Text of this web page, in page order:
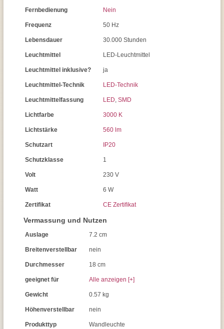
Fernbedienung Nein
Frequenz 50 Hz
Lebensdauer 30.000 Stunden
Leuchtmittel LED-Leuchtmittel
Leuchtmittel inklusive? ja
Leuchtmittel-Technik LED-Technik
Leuchtmittelfassung LED, SMD
Lichtfarbe 3000 K
Lichtstärke 560 lm
Schutzart IP20
Schutzklasse 1
Volt 230 V
Watt 6 W
Zertifikat CE Zertifikat
Vermassung und Nutzen
Auslage 7.2 cm
Breitenverstellbar nein
Durchmesser 18 cm
geeignet für Alle anzeigen [+]
Gewicht 0.57 kg
Höhenverstellbar nein
Produkttyp Wandleuchte